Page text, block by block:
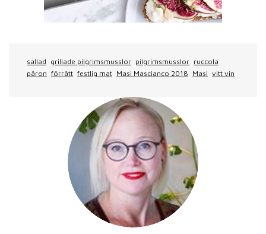
sallad grillade pilgrimsmusslor pilgrimsmusslor ruccola
päron förrätt festlig mat Masi Mascianco 2018 Masi vitt vin